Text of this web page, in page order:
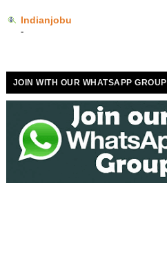
Indianjobu
-
JOIN WITH OUR WHATSAPP GROUP